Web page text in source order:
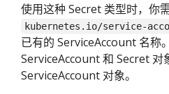
使用这种 Secret 类型时，你
kubernetes.io/service-
已有的 ServiceAccount 名称
ServiceAccount 和 Secret 对
ServiceAccount 对象。